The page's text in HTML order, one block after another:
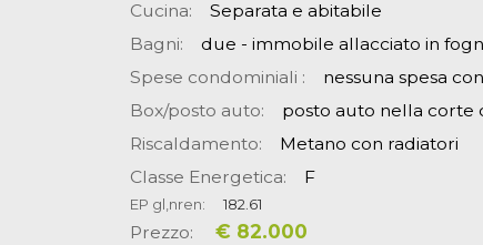
Cucina:
Separata e abitabile
Bagni:
due - immobile allacciato in
Spese condominiali :
nessuna spesa
Box/posto auto:
posto auto nella corte
Riscaldamento:
Metano con radiatori
Classe Energetica:
F
EP gl,nren: 182.61
Prezzo: € 82.000